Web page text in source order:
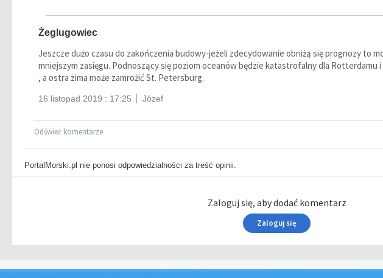
Żeglugowiec
Jeszcze dużo czasu do zakończenia budowy-jeżeli zdecydowanie obniżą się prognozy to
mniejszym zasięgu. Podnoszący się poziom oceanów będzie katastrofalny dla Rotterdamu i
, a ostra zima może zamrożić St. Petersburg.
16 listopad 2019 : 17:25 Józef
Odśwież komentarze
PortalMorski.pl nie ponosi odpowiedzialności za treść opinii.
Zaloguj się, aby dodać komentarz
Zaloguj się